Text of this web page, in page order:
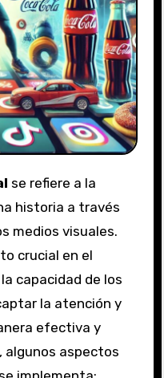
se refiere a la
historia a través
medios visuales.
crucial en el
capacidad de los
la atención y
efectiva y
algunos aspectos